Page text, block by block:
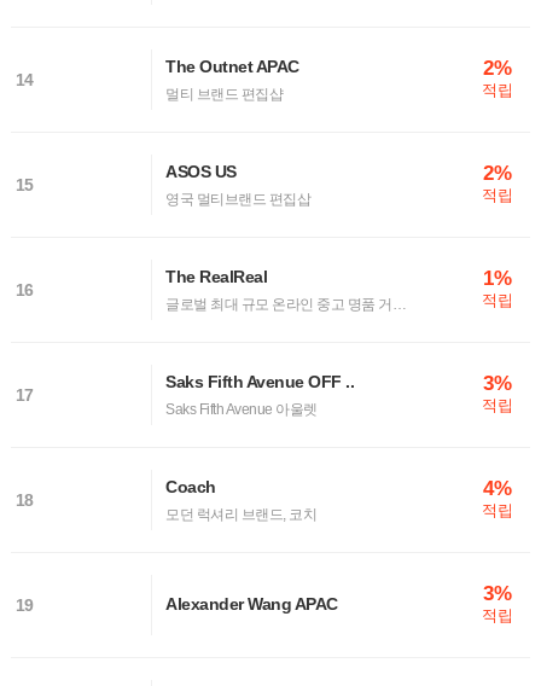
14
The Outnet APAC 2%
적립
멀티 브랜드 편집샵
15
ASOS US 2%
적립
영국 멀티브랜드 편집삽
16
The RealReal 1%
적립
글로벌 최대 규모 온라인 중고 명품 거래 플랫폼
17
Saks Fifth Avenue OFF .. 3%
적립
Saks Fifth Avenue 아울렛
18
Coach 4%
적립
모던 럭셔리 브랜드, 코치
19 Alexander Wang APAC 3%
적립